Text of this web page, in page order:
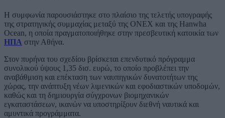
Η συμφωνία παρουσιάστηκε στο πλαίσιο της τελετής υπογραφής
της στρατηγικής συμμαχίας μεταξύ της ONEX και της Hanwha
Ocean, η οποία πραγματοποιήθηκε στην πρεσβευτική κατοικία των
ΗΠΑ στην Αθήνα.
Στον πυρήνα του σχεδίου βρίσκεται επενδυτικό πρόγραμμα
συνολικού ύψους 1,35 δισ. ευρώ, το οποίο προβλέπει την
αναβάθμιση και επέκταση των ναυπηγικών δυνατοτήτων της
χώρας, την ανάπτυξη νέων λιμενικών και εφοδιαστικών υποδομών,
καθώς και τη δημιουργία σύγχρονων βιομηχανικών
εγκαταστάσεων, ικανών να υποστηρίξουν διεθνή ναυτικά και
αμυντικά προγράμματα.